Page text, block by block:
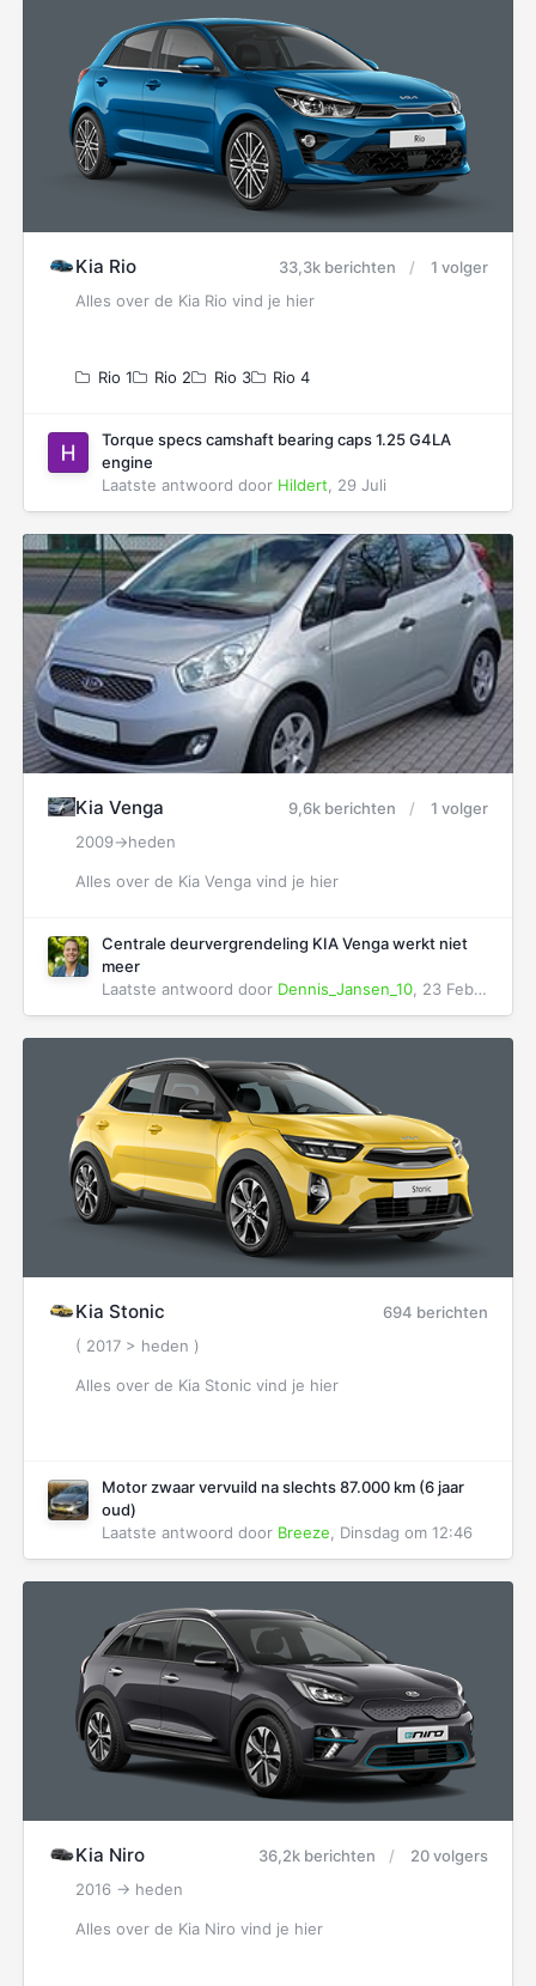
Kia Rio 33,3k berichten
1 volger
Alles over de Kia Rio vind je hier
Rio 1 Rio 2 Rio 3 Rio 4
Torque specs camshaft bearing caps 1.25 G4LA
engine
Laatste antwoord door Hildert 29 Juli
Kia Venga 9,6k berichten
1 volger
2009->heden
Alles over de Kia Venga vind je hier
Centrale deurvergrendeling KIA Venga werkt niet
meer
Laatste antwoord door Dennis_Jansen_10 23 Februari
Kia Stonic
694 berichten
( 2017 > heden )
Alles over de Kia Stonic vind je hier
Motor zwaar vervuild na slechts 87.000 km (6 jaar
oud)
Laatste antwoord door Breeze Dinsdag om 12:46
Kia Niro 36,2k berichten
20 volgers
2016 -> heden
Alles over de Kia Niro vind je hier